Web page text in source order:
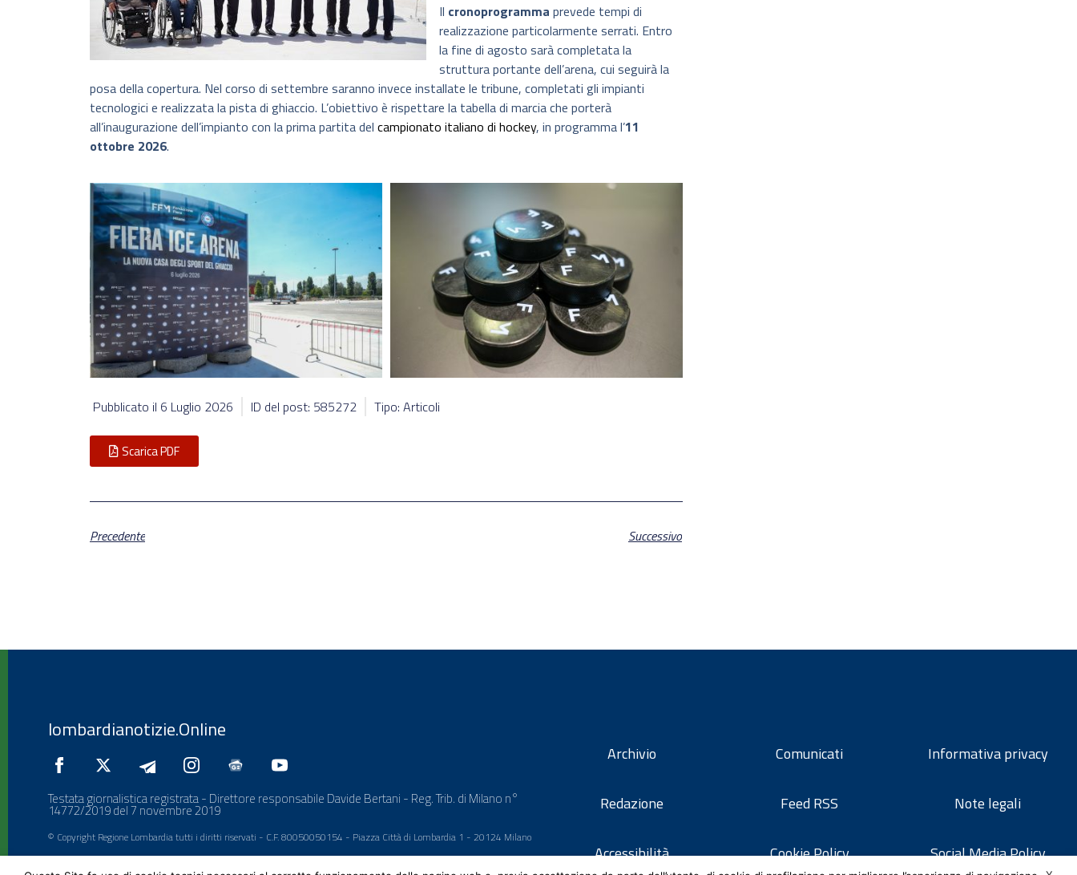
Il cronoprogramma prevede tempi di
realizzazione particolarmente serrati. Entro
la fine di agosto sarà completata la
struttura portante dell’arena, cui seguirà la
posa della copertura. Nel corso di settembre saranno invece installate le tribune, completati gli impianti
tecnologici e realizzata la pista di ghiaccio. L’obiettivo è rispettare la tabella di marcia che porterà
all’inaugurazione dell’impianto con la prima partita del campionato italiano di hockey, in programma l’11
ottobre 2026.
Pubblicato il 6 Luglio 2026 ID del post: 585272 Tipo: Articoli
Scarica PDF
Precedente Successivo
lombardianotizie.Online
Testata giornalistica registrata - Direttore responsabile Davide Bertani - Reg. Trib. di Milano n°
14772/2019 del 7 novembre 2019
© Copyright Regione Lombardia tutti i diritti riservati - C.F. 80050050154 - Piazza Città di Lombardia 1 - 20124 Milano
Archivio
Redazione
Accessibilità
Comunicati
Feed RSS
Cookie Policy
Informativa privacy
Note legali
Social Media Policy